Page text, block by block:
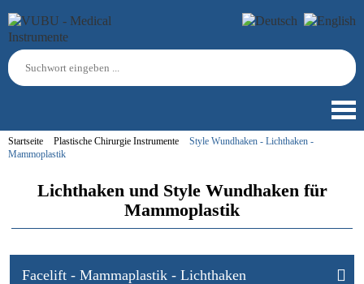
Startseite Plastische Chirurgie Instrumente
Style Wundhaken - Lichthaken -
Mammoplastik
Lichthaken und Style Wundhaken für
Mammoplastik
Facelift - Mammaplastik - Lichthaken